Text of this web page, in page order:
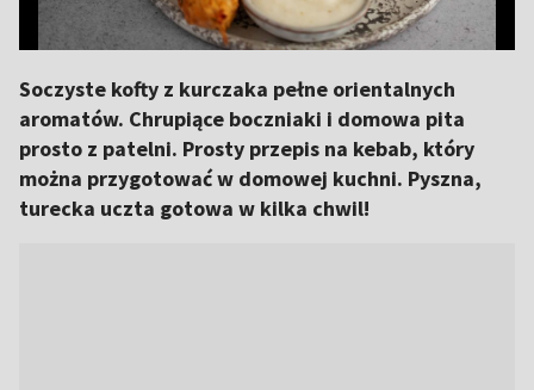
Soczyste kofty z kurczaka pełne orientalnych
aromatów. Chrupiące boczniaki i domowa pita
prosto z patelni. Prosty przepis na kebab, który
można przygotować w domowej kuchni. Pyszna,
turecka uczta gotowa w kilka chwil!